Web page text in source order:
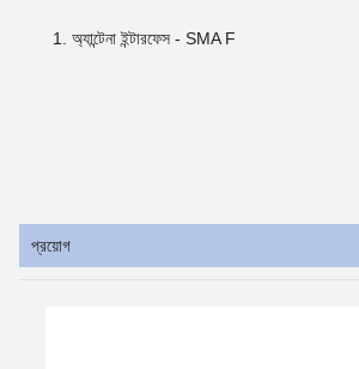
অ্যান্টেনা ইন্টারফেস - SMA F
প্রয়োগ